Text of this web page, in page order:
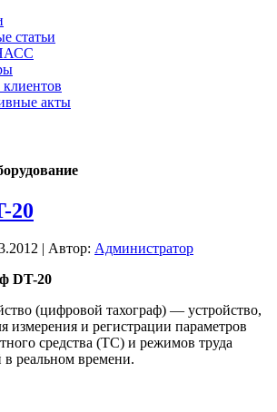
статьи
акты
20
| Автор: Администратор
DT-20
(цифровой тахограф) — устройство,
измерения и регистрации параметров
средства (ТС) и режимов труда
в реальном времени.